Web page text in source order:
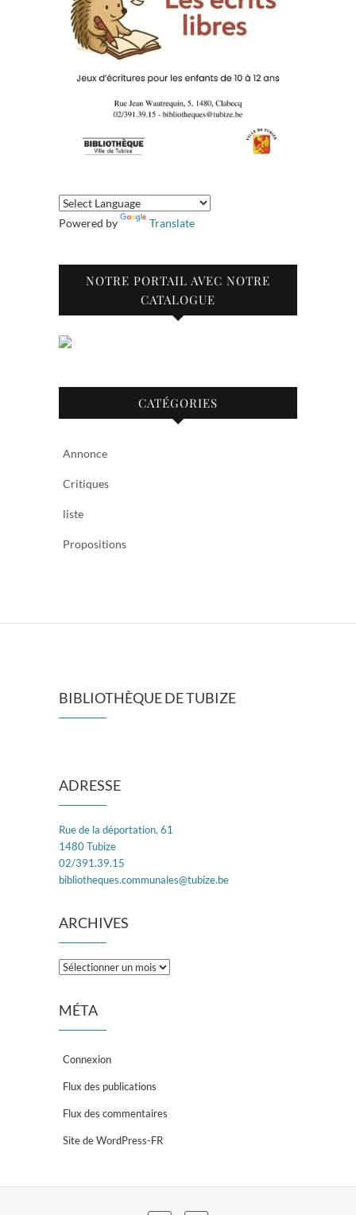
Powered by Translate
NOTRE PORTAIL AVEC NOTRE
CATALOGUE
CATÉGORIES
Annonce
Critiques
liste
Propositions
BIBLIOTHÈQUE DE TUBIZE
ADRESSE
Rue de la déportation, 61
1480 Tubize
02/391.39.15
bibliotheques.communales@tubize.be
ARCHIVES
Archives
MÉTA
Connexion
Flux des publications
Flux des commentaires
Site de WordPress-FR